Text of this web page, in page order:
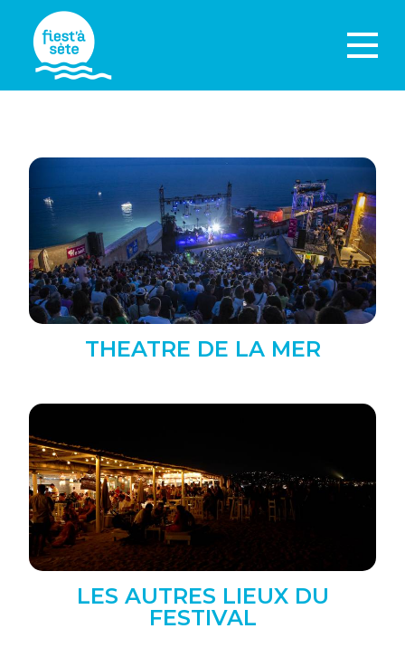
THEATRE DE LA MER
LES AUTRES LIEUX DU
FESTIVAL